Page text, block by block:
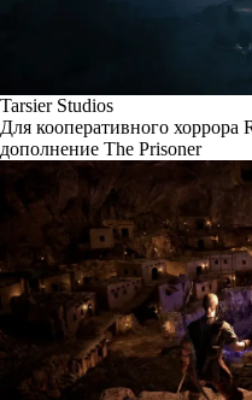
Tarsier Studios
Для кооперативного
дополнение The Prisoner